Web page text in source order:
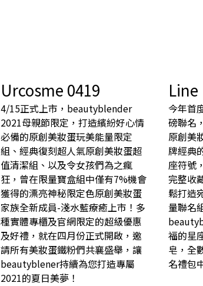
Urcosme 0419
4/15正式上市，beautyblender
2021母親節限定，打造繽紛好心情
必備的原創美妝蛋玩美能量限定
組、經典復刻超人氣原創美妝蛋超
值清潔組、以及令女孩們為之瘋
狂，曾在限量寶盒組中僅有7%機會
獲得的漂亮神秘限定色原創美妝蛋
家族全新成員-淺水藍療癒上市！多
種實體專櫃及官網限定的超級優惠
及好禮，就在四月份正式開啟，邀
請所有美妝蛋鐵粉們共襄盛舉，讓
beautyblener持續為您打造專屬
2021的夏日美夢！
Line
今年首
磅聯名
原創美
牌經典
座符號
完整收
鬆打造
量聯名
福的星
皂，全
名禮包